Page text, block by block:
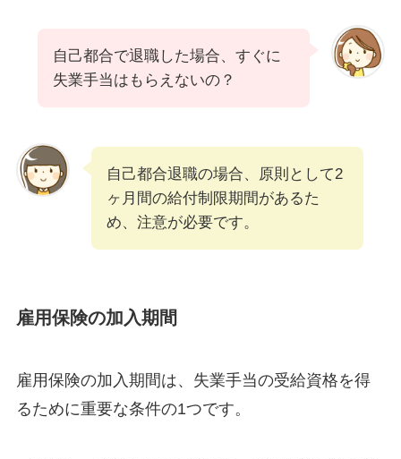
自己都合で退職した場合、すぐに
失業手当はもらえないの？
自己都合退職の場合、原則として2
ヶ月間の給付制限期間があるた
め、注意が必要です。
雇用保険の加入期間
雇用保険の加入期間は、失業手当の受給資格を得
るために重要な条件の1つです。